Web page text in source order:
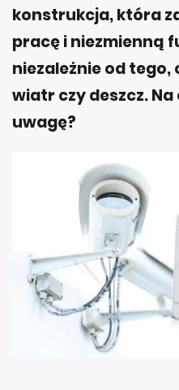
konstrukcja, która
pracę i niezmienną
niezależnie od tego,
wiatr czy deszcz.
uwagę?